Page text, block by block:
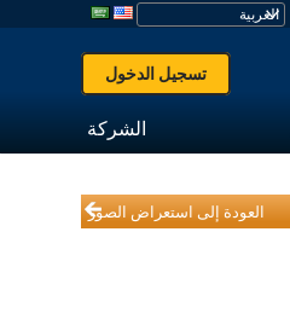
تسجيل الدخول
الشركة
العودة إلى استعراض الصور